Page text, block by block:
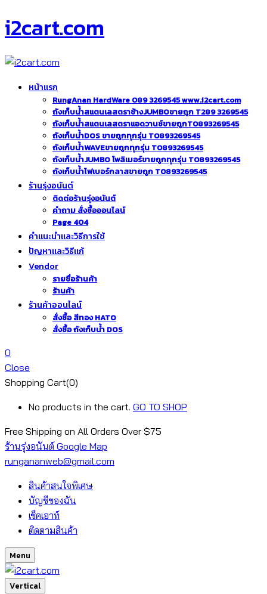
i2cart.com
หน้าแรก
RungAnan HardWare 089 3269545 www.i2cart.com
ถังเก็บน้ำสแตนเลสตราช้างJUMBOขายถูก T289 3269545
ถังเก็บน้ำสแตนเลสตราแอดวานซ์ขายถูกT0893269545
ถังเก็บน้ำDOS ขายถูกทุกรุ่น T0893269545
ถังเก็บน้ำWAVEขายถูกทุกรุ่น T0893269545
ถังเก็บน้ำJUMBO โพลิเมอร์ขายถูกทุกรุ่น T0893269545
ถังเก็บน้ำไฟเบอร์กลาสขายถูก T0893269545
ร้านรุ่งอนันต์
ติดต่อร้านรุ่งอนันต์
คำถาม สั่งซื้อออนไลน์
Page 404
คำแนะนำและวิธีการใช้
ปัญหาและวิธีแก้
Vendor
รายชื่อร้านค้า
ร้านค้า
ร้านค้าออนไลน์
สั่งซื้อ สีทอง HATO
สั่งซื้อ ถังเก็บน้ำ DOS
0
Close
Shopping Cart(0)
No products in the cart. GO TO SHOP
Free Shipping on All Orders Over $75
ร้านรุ่งอนันต์ Google Map
rungananweb@gmail.com
สินค้าสนใจพิเศษ
บัญชีของฉัน
เช็คเอาท์
ติดตามสินค้า
Menu
Vertical